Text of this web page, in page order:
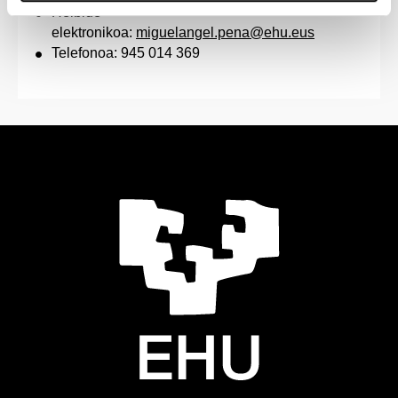
Helbide
elektronikoa: miguelangel.pena@ehu.eus
Telefonoa: 945 014 369